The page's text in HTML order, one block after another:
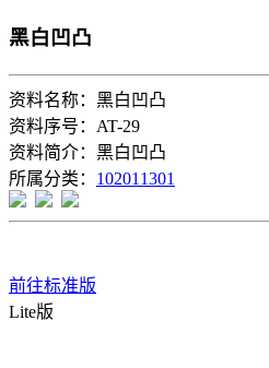
黑白凹凸
资料名称：黑白凹凸
资料序号：AT-29
资料简介：黑白凹凸
所属分类： 102011301
前往标准版
Lite版